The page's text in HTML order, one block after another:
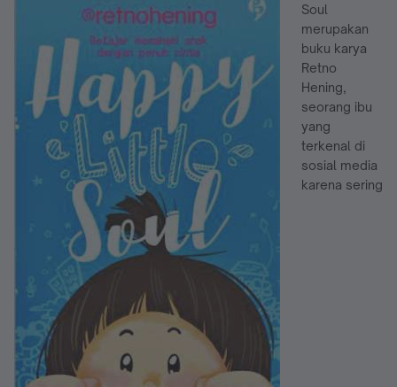
Soul
merupakan
buku karya
Retno
Hening,
seorang ibu
yang
terkenal di
sosial media
karena sering